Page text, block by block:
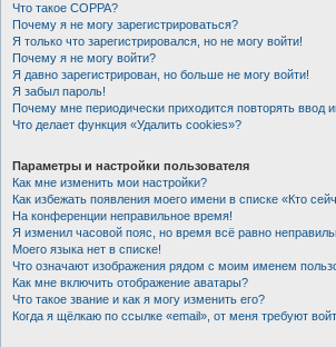
Что такое COPPA?
Почему я не могу зарегистрироваться?
Я только что зарегистрировался, но не могу войти!
Почему я не могу войти?
Я давно зарегистрирован, но больше не могу войти!
Я забыл пароль!
Почему мне периодически приходится повторять ввод
Что делает функция «Удалить cookies»?
Параметры и настройки пользователя
Как мне изменить мои настройки?
Как избежать появления моего имени в списке «Кто
На конференции неправильное время!
Я изменил часовой пояс, но время всё равно
Моего языка нет в списке!
Что означают изображения рядом с моим именем
Как мне включить отображение аватары?
Что такое звание и как я могу изменить его?
Когда я щёлкаю по ссылке «email», от меня требуют